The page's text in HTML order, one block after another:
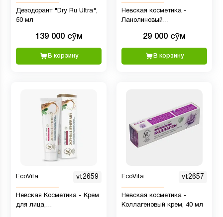
Дезодорант "Dry Ru Ultra",
50 мл
139 000 сӯм
В корзину
Невская косметика -
Ланолиновый
29 000 сӯм
В корзину
EcoVita vt2659
Невская Косметика - Крем
для лица,
EcoVita vt2657
Невская косметика -
Коллагеновый крем, 40 мл